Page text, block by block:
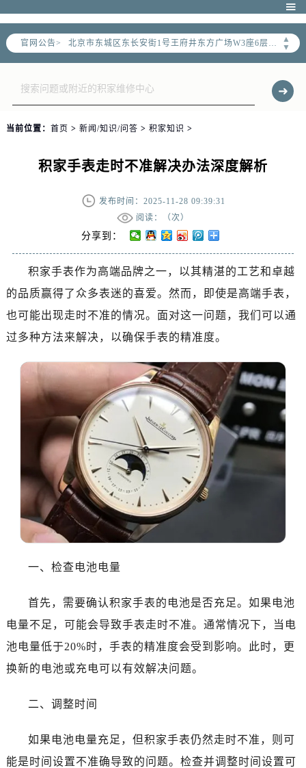

官网公告>
▲
▼
北京市朝阳区建国门外大街甲6号华熙国际中心D座11层1102室售后服务中心（需提前预约）
北京市东城区东长安街1号王府井东方广场W3座6层602室售后服务中心（需提前预约）
节假日正常营业！
当前位置： 首页 > 新闻/知识/问答 > 积家知识 >
积家手表走时不准解决办法深度解析
发布时间：2025-11-28 09:39:31
阅读：（次）
分享到：
积家手表作为高端品牌之一，以其精湛的工艺和卓越
的品质赢得了众多表迷的喜爱。然而，即使是高端手表，
也可能出现走时不准的情况。面对这一问题，我们可以通
过多种方法来解决，以确保手表的精准度。
一、检查电池电量
首先，需要确认积家手表的电池是否充足。如果电池
电量不足，可能会导致手表走时不准。通常情况下，当电
池电量低于20%时，手表的精准度会受到影响。此时，更
换新的电池或充电可以有效解决问题。
二、调整时间
如果电池电量充足，但积家手表仍然走时不准，则可
能是时间设置不准确导致的问题。检查并调整时间设置可